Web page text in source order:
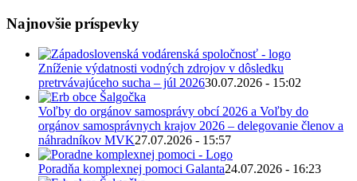
Najnovšie príspevky
Zníženie výdatnosti vodných zdrojov v dôsledku
pretrvávajúceho sucha – júl 202630.07.2026 - 15:02
Voľby do orgánov samosprávy obcí 2026 a Voľby do
orgánov samosprávnych krajov 2026 – delegovanie členov a
náhradníkov MVK27.07.2026 - 15:57
Poradňa komplexnej pomoci Galanta24.07.2026 - 16:23